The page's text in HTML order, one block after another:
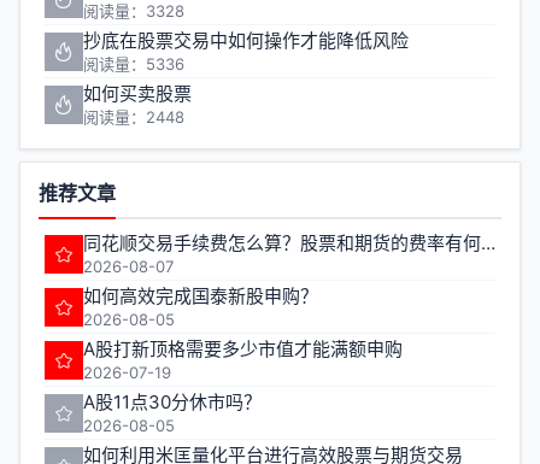
阅读量：3328
抄底在股票交易中如何操作才能降低风险
阅读量：5336
如何买卖股票
阅读量：2448
推荐文章
同花顺交易手续费怎么算？股票和期货的费率有何不同？
2026-08-07
如何高效完成国泰新股申购？
2026-08-05
A股打新顶格需要多少市值才能满额申购
2026-07-19
A股11点30分休市吗？
2026-08-05
如何利用米匡量化平台进行高效股票与期货交易